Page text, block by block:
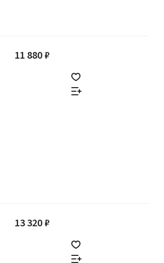
11 880 ₽
13 320 ₽